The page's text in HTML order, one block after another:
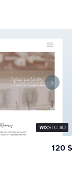
120 $